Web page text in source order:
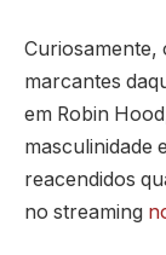
Curiosamente,
marcantes
em Robin
masculinidade
reacendidos
no streaming